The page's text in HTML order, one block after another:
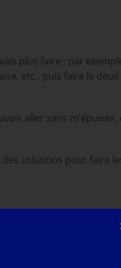
plus faire : par
etc., puis faire le
aller sans m'épuiser,
solutions pour faire
y est pour beaucoup,
existe une autre voie,